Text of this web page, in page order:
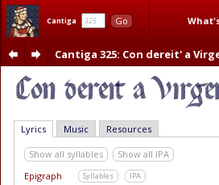
Cantiga Go
Cantiga 325: Con dereit' a
Lyrics Music Resources
Show all syllables
Show all IPA
Epigraph
Syllables IPA